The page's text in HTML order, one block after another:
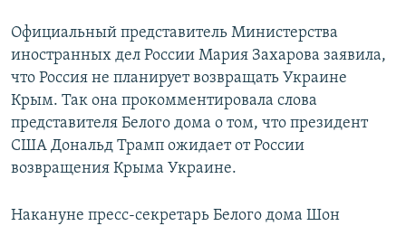
Официальный представитель Министерства
иностранных дел России Мария Захарова заявила,
что Россия не планирует возвращать Украине
Крым. Так она прокомментировала слова
представителя Белого дома о том, что президент
США Дональд Трамп ожидает от России
возвращения Крыма Украине.
Накануне пресс-секретарь Белого дома Шон